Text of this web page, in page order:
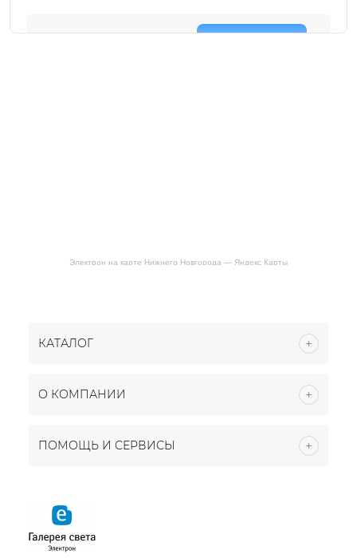
Электрон на карте Нижнего Новгорода — Яндекс Карты
КАТАЛОГ
О КОМПАНИИ
ПОМОЩЬ И СЕРВИСЫ